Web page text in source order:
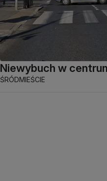
Niewybuch w
ŚRÓDMIEŚCIE